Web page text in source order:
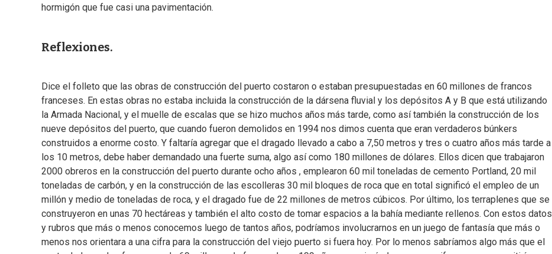
hormigón que fue casi una pavimentación.
Reflexiones.
Dice el folleto que las obras de construcción del puerto costaron o estaban presupuestadas en 60 millones de francos
franceses. En estas obras no estaba incluida la construcción de la dársena fluvial y los depósitos A y B que está utilizando
la Armada Nacional, y el muelle de escalas que se hizo muchos años más tarde, como así también la construcción de los
nueve depósitos del puerto, que cuando fueron demolidos en 1994 nos dimos cuenta que eran verdaderos búnkers
construidos a enorme costo. Y faltaría agregar que el dragado llevado a cabo a 7,50 metros y tres o cuatro años más tarde a
los 10 metros, debe haber demandado una fuerte suma, algo así como 180 millones de dólares. Ellos dicen que trabajaron
2000 obreros en la construcción del puerto durante ocho años , emplearon 60 mil toneladas de cemento Portland, 20 mil
toneladas de carbón, y en la construcción de las escolleras 30 mil bloques de roca que en total significó el empleo de un
millón y medio de toneladas de roca, y el dragado fue de 22 millones de metros cúbicos. Por último, los terraplenes que se
construyeron en unas 70 hectáreas y también el alto costo de tomar espacios a la bahía mediante rellenos. Con estos datos
y rubros que más o menos conocemos luego de tantos años, podríamos involucrarnos en un juego de fantasía que más o
menos nos orientara a una cifra para la construcción del viejo puerto si fuera hoy. Por lo menos sabríamos algo más que el